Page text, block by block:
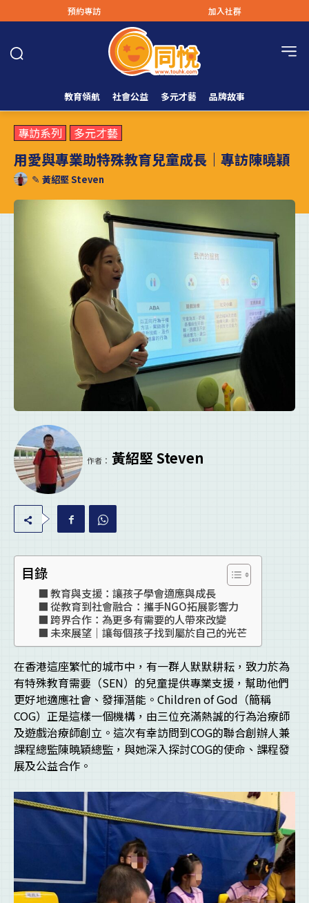
預約專訪 加入社群
教育領航 社會公益 多元才藝 品牌故事
專訪系列 多元才藝
用愛與專業助特殊教育兒童成長｜專訪陳曉穎
✎ 黃紹堅 Steven
作者： 黃紹堅 Steven
目錄
教育與支援：讓孩子學會適應與成長
從教育到社會融合：攜手NGO拓展影響力
跨界合作：為更多有需要的人帶來改變
未來展望｜讓每個孩子找到屬於自己的光芒
在香港這座繁忙的城市中，有一群人默默耕耘，致力於為
有特殊教育需要（SEN）的兒童提供專業支援，幫助他們
更好地適應社會、發揮潛能。Children of God（簡稱
COG）正是這樣一個機構，由三位充滿熱誠的行為治療師
及遊戲治療師創立。這次有幸訪問到COG的聯合創辦人兼
課程總監陳曉穎總監，與她深入探討COG的使命、課程發
展及公益合作。